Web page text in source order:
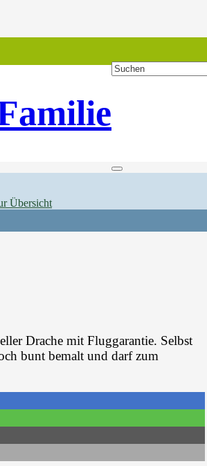
Übersicht
Drache mit Fluggarantie. Selbst
bunt bemalt und darf zum